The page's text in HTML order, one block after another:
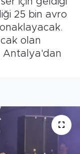
25 bin avro
olan
Antalya'dan